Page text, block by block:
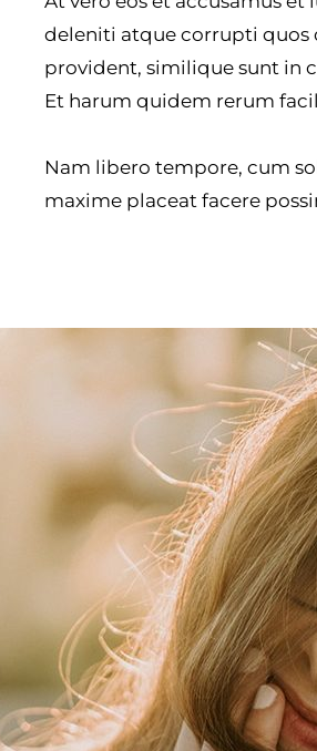
deleniti atque corrupti quos
provident, similique sunt in
Et harum quidem rerum
Nam libero tempore, cum
maxime placeat facere